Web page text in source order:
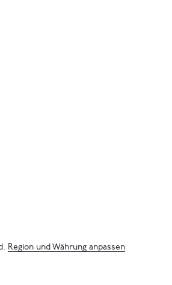
Region und Währung anpassen